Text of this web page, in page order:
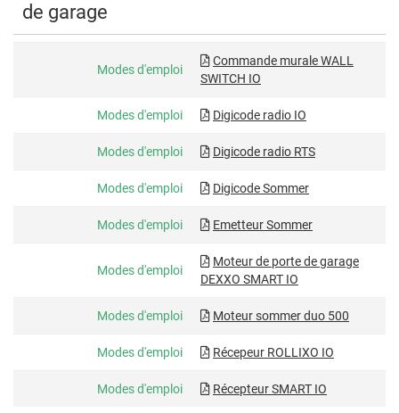
de garage
Modes d'emploi
Commande murale WALL
SWITCH IO
Modes d'emploi Digicode radio IO
Modes d'emploi Digicode radio RTS
Modes d'emploi Digicode Sommer
Modes d'emploi Emetteur Sommer
Modes d'emploi
Moteur de porte de garage
DEXXO SMART IO
Modes d'emploi Moteur sommer duo 500
Modes d'emploi Récepeur ROLLIXO IO
Modes d'emploi Récepteur SMART IO